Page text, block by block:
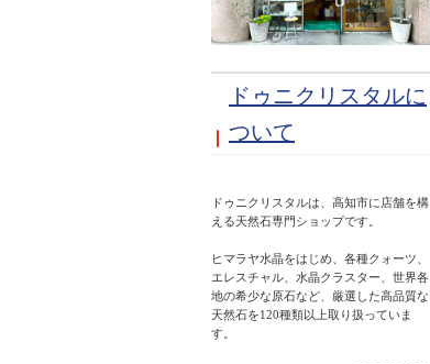
ドゥニクリスタルに
ついて
ドゥニクリスタルは、高知市に店舗を構
える天然石専門ショップです。
ヒマラヤ水晶をはじめ、各種クォーツ、
エレスチャル、水晶クラスター、世界各
地の希少な原石など、厳選した高品質な
天然石を120種類以上取り扱っていま